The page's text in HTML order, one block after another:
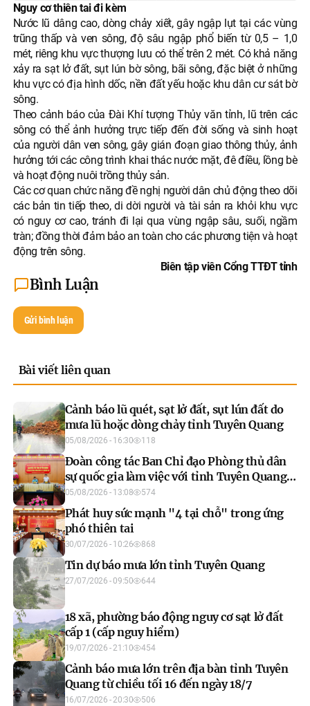
Nguy cơ thiên tai đi kèm
Nước lũ dâng cao, dòng chảy xiết, gây ngập lụt tại các vùng
trũng thấp và ven sông, độ sâu ngập phổ biến từ 0,5 – 1,0
mét, riêng khu vực thượng lưu có thể trên 2 mét. Có khả năng
xảy ra sạt lở đất, sụt lún bờ sông, bãi sông, đặc biệt ở những
khu vực có địa hình dốc, nền đất yếu hoặc khu dân cư sát bờ
sông.
Theo cảnh báo của Đài Khí tượng Thủy văn tỉnh, lũ trên các
sông có thể ảnh hưởng trực tiếp đến đời sống và sinh hoạt
của người dân ven sông, gây gián đoạn giao thông thủy, ảnh
hưởng tới các công trình khai thác nước mặt, đê điều, lồng bè
và hoạt động nuôi trồng thủy sản.
Các cơ quan chức năng đề nghị người dân chủ động theo dõi
các bản tin tiếp theo, di dời người và tài sản ra khỏi khu vực
có nguy cơ cao, tránh đi lại qua vùng ngập sâu, suối, ngầm
tràn; đồng thời đảm bảo an toàn cho các phương tiện và hoạt
động trên sông.
Biên tập viên Cổng TTĐT tỉnh
Bình Luận
Gửi bình luận
Bài viết liên quan
Cảnh báo lũ quét, sạt lở đất, sụt lún đất do
mưa lũ hoặc dòng chảy tỉnh Tuyên Quang
05/08/2026 - 16:30 118
Đoàn công tác Ban Chỉ đạo Phòng thủ dân
sự quốc gia làm việc với tỉnh Tuyên Quang
về công tác phòng, chống thiên tai và TKCN
năm 2026
05/08/2026 - 13:08 574
Phát huy sức mạnh "4 tại chỗ" trong ứng
phó thiên tai
30/07/2026 - 10:26 868
Tin dự báo mưa lớn tỉnh Tuyên Quang
27/07/2026 - 09:50 644
18 xã, phường báo động nguy cơ sạt lở đất
cấp 1 (cấp nguy hiểm)
19/07/2026 - 21:10 454
Cảnh báo mưa lớn trên địa bàn tỉnh Tuyên
Quang từ chiều tối 16 đến ngày 18/7
16/07/2026 - 20:30 506